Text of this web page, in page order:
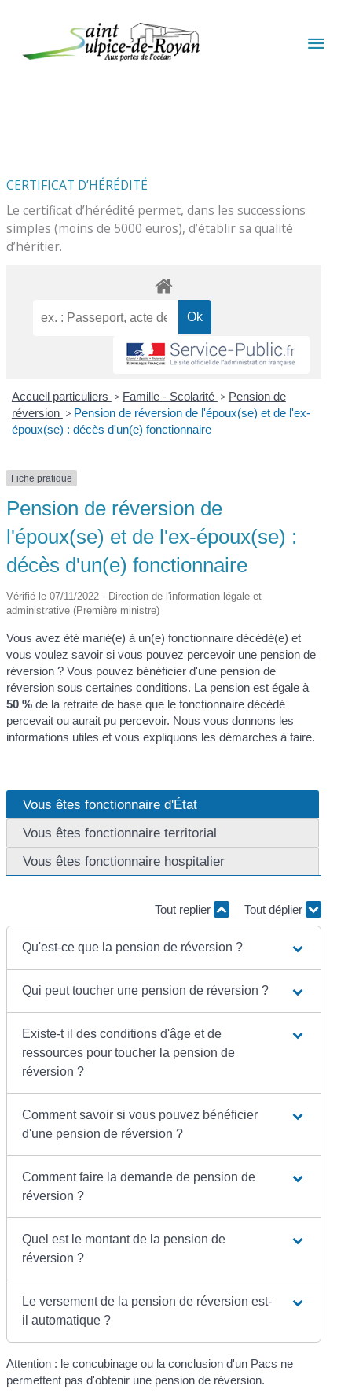
CERTIFICAT D’HÉRÉDITÉ
Le certificat d’hérédité permet, dans les successions
simples (moins de 5000 euros), d’établir sa qualité
d’héritier.
Accueil particuliers > Famille - Scolarité > Pension de
réversion > Pension de réversion de l'époux(se) et de l'ex-
époux(se) : décès d'un(e) fonctionnaire
Fiche pratique
Pension de réversion de
l'époux(se) et de l'ex-époux(se) :
décès d'un(e) fonctionnaire
Vérifié le 07/11/2022 - Direction de l'information légale et
administrative (Première ministre)
Vous avez été marié(e) à un(e) fonctionnaire décédé(e) et
vous voulez savoir si vous pouvez percevoir une pension de
réversion ? Vous pouvez bénéficier d'une pension de
réversion sous certaines conditions. La pension est égale à
50 % de la retraite de base que le fonctionnaire décédé
percevait ou aurait pu percevoir. Nous vous donnons les
informations utiles et vous expliquons les démarches à faire.
Vous êtes fonctionnaire d'État
Vous êtes fonctionnaire territorial
Vous êtes fonctionnaire hospitalier
Tout replier Tout déplier
Qu'est-ce que la pension de réversion ?
Qui peut toucher une pension de réversion ?
Existe-t il des conditions d'âge et de
ressources pour toucher la pension de
réversion ?
Comment savoir si vous pouvez bénéficier
d'une pension de réversion ?
Comment faire la demande de pension de
réversion ?
Quel est le montant de la pension de
réversion ?
Le versement de la pension de réversion est-
il automatique ?
Attention : le concubinage ou la conclusion d'un Pacs ne
permettent pas d'obtenir une pension de réversion.